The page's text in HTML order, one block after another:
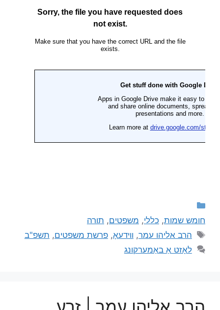
חומש שמות, כללי, משפטים, תורה
הרב אליהו עמר, ווידעאָ,פרשת משפטים, תשפ"ב
לאָזט אַ באַמערקונג